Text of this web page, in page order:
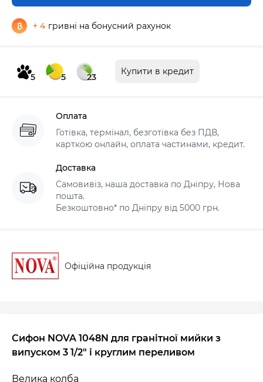
+ 4 гривні на бонусний рахунок
5 5 23
Купити в кредит
Оплата
Готівка, термінал, безготівка без ПДВ,
карткою онлайн, оплата частинами, кредит.
Доставка
Самовивіз, наша доставка по Дніпру, Нова
пошта.
Безкоштовно* по Дніпру від 5000 грн.
Офіційна продукція
Сифон NOVA 1048N для гранітної мийки з
випуском 3 1/2" і круглим переливом
Велика колба